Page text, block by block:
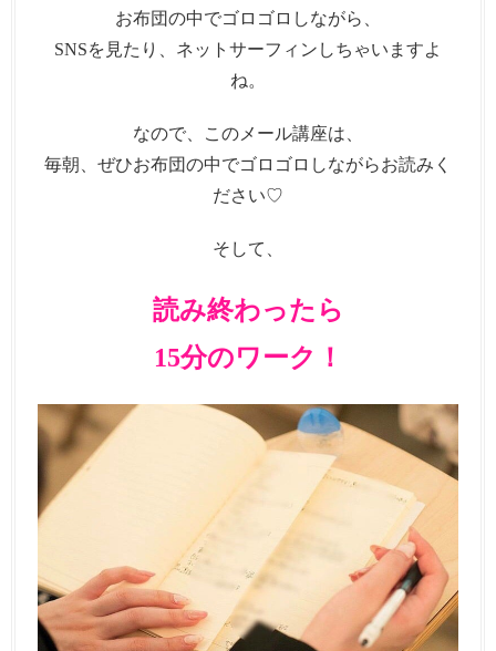
お布団の中でゴロゴロしながら、
SNSを見たり、ネットサーフィンしちゃいますよ
ね。
なので、このメール講座は、
毎朝、ぜひお布団の中でゴロゴロしながらお読みく
ださい♡
そして、
読み終わったら
15分のワーク！